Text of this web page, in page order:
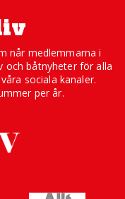
når medlemmarna i
och båtnyheter för alla
sociala kanaler.
per år.